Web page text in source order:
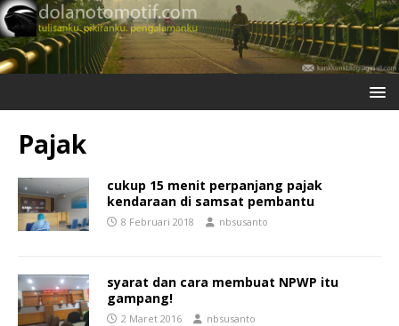
Pajak
cukup 15 menit perpanjang pajak
kendaraan di samsat pembantu
8 Februari 2018 nbsusanto
syarat dan cara membuat NPWP itu
gampang!
2 Maret 2016 nbsusanto